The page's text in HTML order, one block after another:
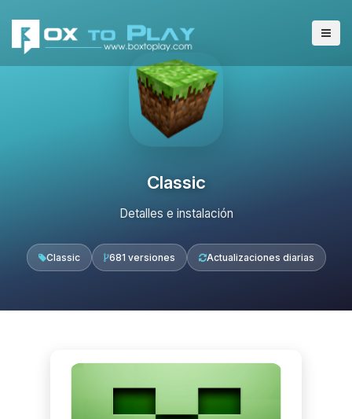
Classic
Detalles e instalación
Classic 681 versiones Actualizaciones diarias